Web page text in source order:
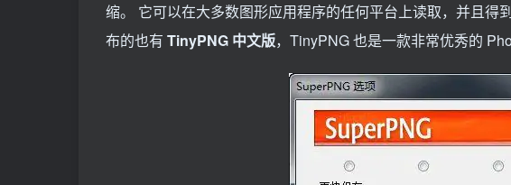
缩。 它可以在大多数图形应用程序的任何平台上读取，并且得
布的也有 TinyPNG 中文版，TinyPNG 也是一款非常优秀的